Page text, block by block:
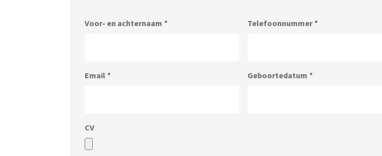
Voor- en achternaam * Telefoonnummer *
Email * Geboortedatum *
CV